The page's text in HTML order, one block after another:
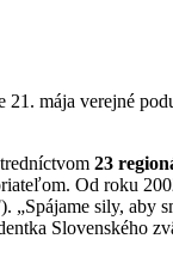
mája verejné
23
Od roku
sily, aby
Slovenského